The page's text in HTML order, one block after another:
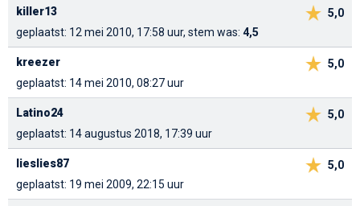
5,0
killer13
geplaatst: 12 mei 2010, 17:58 uur, stem was: 4,5
5,0
kreezer
geplaatst: 14 mei 2010, 08:27 uur
5,0
Latino24
geplaatst: 14 augustus 2018, 17:39 uur
5,0
lieslies87
geplaatst: 19 mei 2009, 22:15 uur